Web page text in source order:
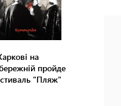
на
пройде
"Пляж"